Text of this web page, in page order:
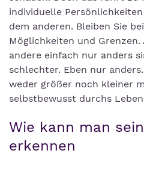
individuelle
dem anderen. Bleiben Sie
Möglichkeiten und Grenzen.
andere einfach nur anders
schlechter. Eben nur
weder größer noch kleiner
selbstbewusst durchs
Wie kann man
erkennen